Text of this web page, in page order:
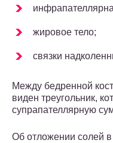
жировое тело;
связки
Между бедренной
виден треугольник,
супрапателлярную
Об отложении солей в